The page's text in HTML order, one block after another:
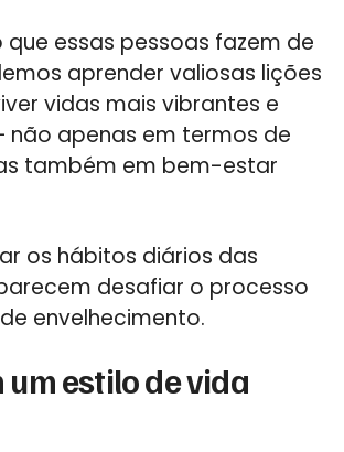
essas pessoas fazem de
aprender valiosas lições
vidas mais vibrantes e
não apenas em termos de
também em bem-estar
os hábitos diários das
desafiar o processo
envelhecimento.
estilo de vida